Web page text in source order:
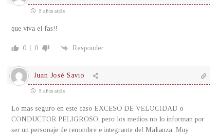
8 años atrás
que viva el fas!!
0 0 Responder
Juan José Savio
8 años atrás
Lo mas seguro en este caso EXCESO DE VELOCIDAD o
CONDUCTOR PELIGROSO, pero los medios no lo informan por
ser un personaje de renombre e integrante del Malianza. Muy